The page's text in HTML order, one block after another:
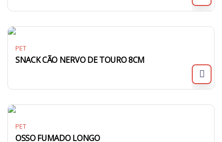
PET
SNACK CÃO NERVO DE TOURO 8CM
PET
OSSO FUMADO LONGO